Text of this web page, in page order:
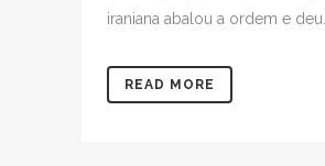
iraniana abalou a ordem e deu...
READ MORE